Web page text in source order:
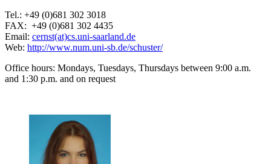
Tel.: +49 (0)681 302 3018
FAX: +49 (0)681 302 4435
Email: cernst(at)cs.uni-saarland.de
Web: http://www.num.uni-sb.de/schuster/
Office hours: Mondays, Tuesdays, Thursdays between 9:00 a.m.
and 1:30 p.m. and on request